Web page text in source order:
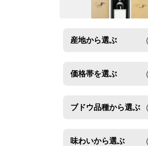
産地から選ぶ
価格帯を選ぶ
ブドウ品種から選ぶ
味わいから選ぶ